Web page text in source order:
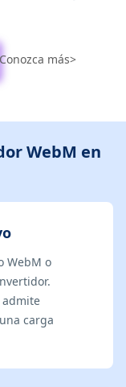
Conozca más>
WebM en
WebM o
carga